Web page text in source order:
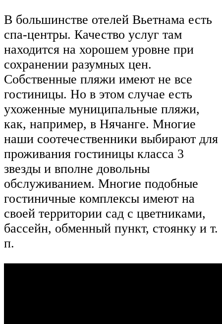
В большинстве отелей Вьетнама есть
спа-центры. Качество услуг там
находится на хорошем уровне при
сохранении разумных цен.
Собственные пляжи имеют не все
гостиницы. Но в этом случае есть
ухоженные муниципальные пляжи,
как, например, в Нячанге. Многие
наши соотечественники выбирают для
проживания гостиницы класса 3
звезды и вполне довольны
обслуживанием. Многие подобные
гостиничные комплексы имеют на
своей территории сад с цветниками,
бассейн, обменный пункт, стоянку и т.
п.